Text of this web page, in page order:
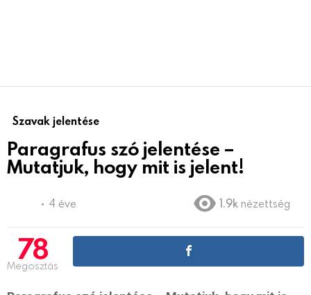
Szavak jelentése
Paragrafus szó jelentése –
Mutatjuk, hogy mit is jelent!
4 éve 1.9k nézettség
78
Megosztás